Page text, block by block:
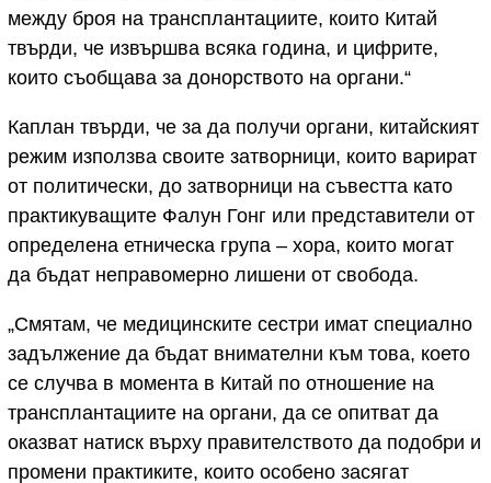
между броя на трансплантациите, които Китай
твърди, че извършва всяка година, и цифрите,
които съобщава за донорството на органи.“
Каплан твърди, че за да получи органи, китайският
режим използва своите затворници, които варират
от политически, до затворници на съвестта като
практикуващите Фалун Гонг или представители от
определена етническа група – хора, които могат
да бъдат неправомерно лишени от свобода.
„Смятам, че медицинските сестри имат специално
задължение да бъдат внимателни към това, което
се случва в момента в Китай по отношение на
трансплантациите на органи, да се опитват да
оказват натиск върху правителството да подобри и
промени практиките, които особено засягат